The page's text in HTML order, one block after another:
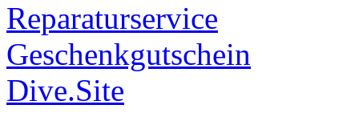
Reparaturservice
Geschenkgutschein
Dive.Site